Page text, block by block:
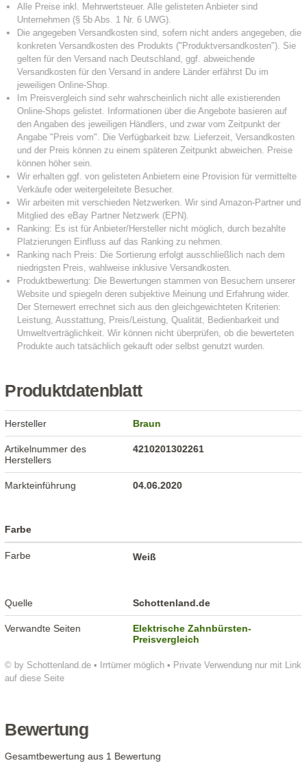
Produktdatenblatt
© by Schottenland.de • Irrtümer möglich • Private Verwendung nur mit Link
auf diese Seite
Hersteller Braun
Artikelnummer des
Herstellers
4210201302261
Markteinführung 04.06.2020
Farbe
Farbe Weiß
Quelle Schottenland.de
Verwandte Seiten
Elektrische Zahnbürsten-
Preisvergleich
Bewertung
Gesamtbewertung aus 1 Bewertung